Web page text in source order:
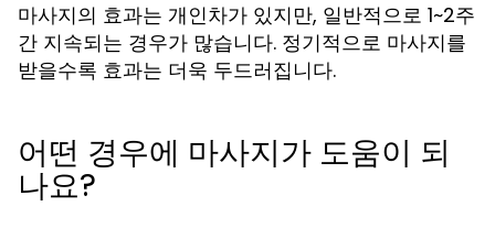
마사지의 효과는 개인차가 있지만, 일반적으로 1~2주
간 지속되는 경우가 많습니다. 정기적으로 마사지를
받을수록 효과는 더욱 두드러집니다.
어떤 경우에 마사지가 도움이 되
나요?